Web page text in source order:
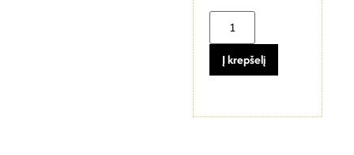
Į krepšelį